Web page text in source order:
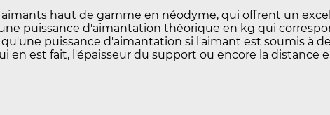
haut de gamme en néodyme, qui offrent un
puissance d'aimantation théorique en kg qui
puissance d'aimantation si l'aimant est soumis à
en est fait, l'épaisseur du support ou encore la distance